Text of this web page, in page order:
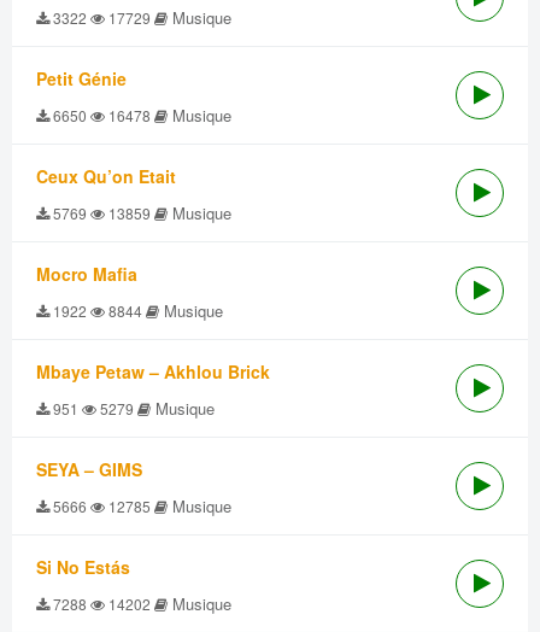
3322 17729 Musique
Petit Génie
6650 16478 Musique
Ceux Qu’on Etait
5769 13859 Musique
Mocro Mafia
1922 8844 Musique
Mbaye Petaw – Akhlou Brick
951 5279 Musique
SEYA – GIMS
5666 12785 Musique
Si No Estás
7288 14202 Musique